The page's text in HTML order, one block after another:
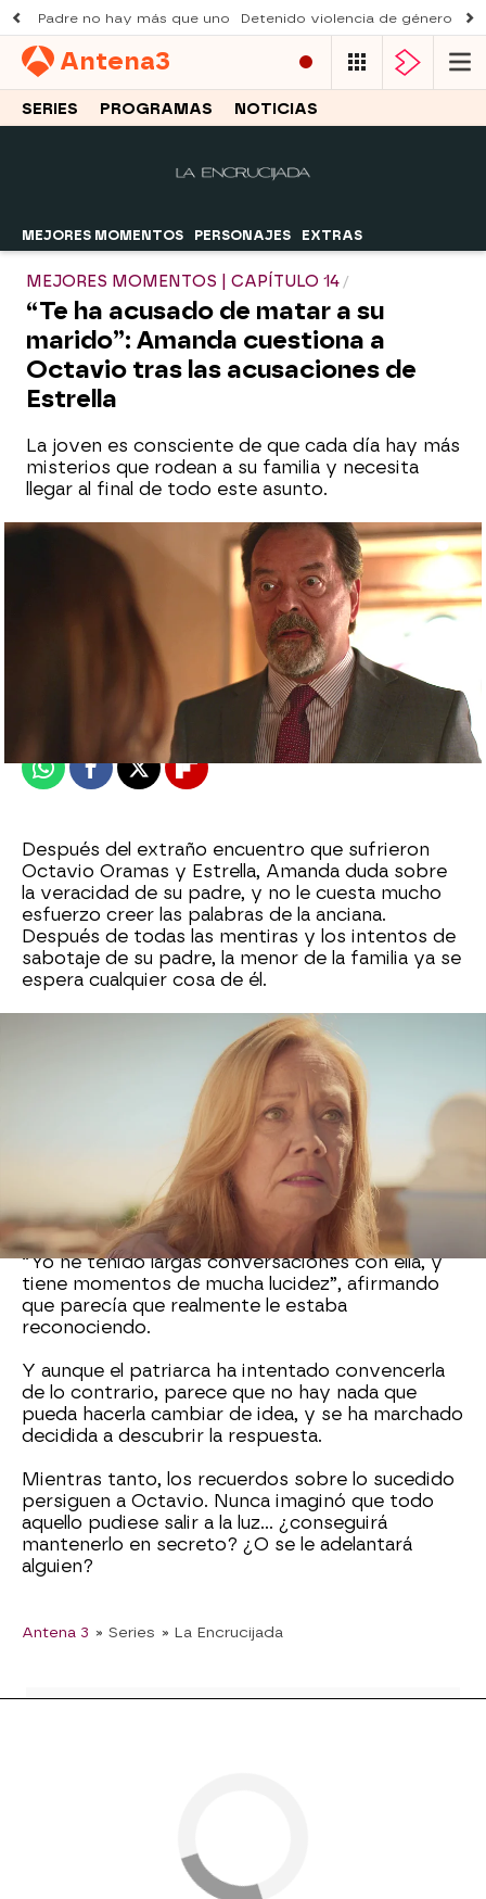
Padre no hay más que uno Detenido violencia de género
Antena3
SERIES PROGRAMAS NOTICIAS
MEJORES MOMENTOS PERSONAJES EXTRAS
MEJORES MOMENTOS | CAPÍTULO 14
“Te ha acusado de matar a su
marido”: Amanda cuestiona a
Octavio tras las acusaciones de
Estrella
La joven es consciente de que cada día hay más
misterios que rodean a su familia y necesita
llegar al final de todo este asunto.
Eire García Arbaizar
08 de agosto de 2025, 00:16
WhatsappFacebook
X Flipboard
Después del extraño encuentro que sufrieron
Octavio Oramas y Estrella, Amanda duda sobre
la veracidad de su padre, y no le cuesta mucho
esfuerzo creer las palabras de la anciana.
Después de todas las mentiras y los intentos de
sabotaje de su padre, la menor de la familia ya se
espera cualquier cosa de él.
Por ello, antes de seguir sacando suposiciones
sin saber qué es lo que ocurrió realmente, ha
decidido confrontar a su padre: “¿Podemos
hablar o me vas a seguir evitando?”, ha
comenzado sin rodeos.
Octavio se ha mostrado sorprendido ante la
reacción de la mujer, y ha achacado todo lo
sucedido a la enfermedad que sufre la mujer,
pero no ha servido para tranquilizar a la joven:
“Yo he tenido largas conversaciones con ella, y
tiene momentos de mucha lucidez”, afirmando
que parecía que realmente le estaba
reconociendo.
Y aunque el patriarca ha intentado convencerla
de lo contrario, parece que no hay nada que
pueda hacerla cambiar de idea, y se ha marchado
decidida a descubrir la respuesta.
Mientras tanto, los recuerdos sobre lo sucedido
persiguen a Octavio. Nunca imaginó que todo
aquello pudiese salir a la luz… ¿conseguirá
mantenerlo en secreto? ¿O se le adelantará
alguien?
Antena 3 » Series » La Encrucijada